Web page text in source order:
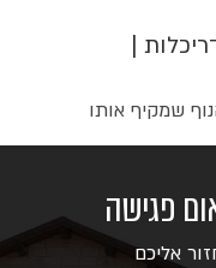
|
שמקיף אותו
פגישה
אליכם